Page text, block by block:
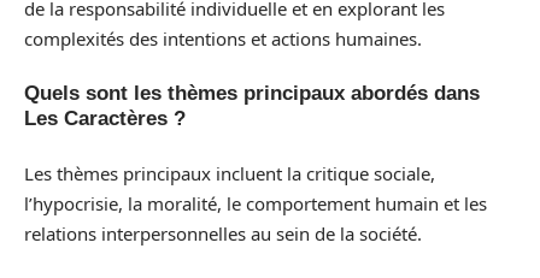
de la responsabilité individuelle et en explorant les
complexités des intentions et actions humaines.
Quels sont les thèmes principaux abordés dans
Les Caractères ?
Les thèmes principaux incluent la critique sociale,
l’hypocrisie, la moralité, le comportement humain et les
relations interpersonnelles au sein de la société.